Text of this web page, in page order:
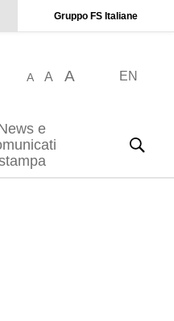
Gruppo FS Italiane
A A A EN
e